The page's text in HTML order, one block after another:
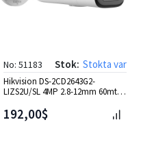
No: 51183 Stok: Stokta var
Hikvision DS-2CD2643G2-
LIZS2U/SL 4MP 2.8-12mm 60mt IR
192,00$